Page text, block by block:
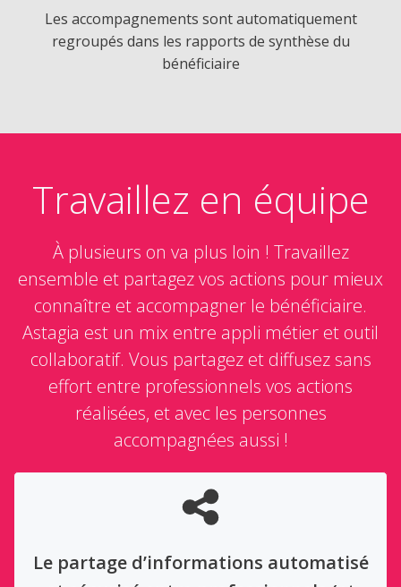
Les accompagnements sont automatiquement
regroupés dans les rapports de synthèse du
bénéficiaire
Travaillez en équipe
À plusieurs on va plus loin ! Travaillez
ensemble et partagez vos actions pour mieux
connaître et accompagner le bénéficiaire.
Astagia est un mix entre appli métier et outil
collaboratif. Vous partagez et diffusez sans
effort entre professionnels vos actions
réalisées, et avec les personnes
accompagnées aussi !
Le partage d’informations automatisé